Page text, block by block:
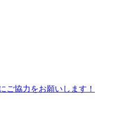
ご協力をお願いします！